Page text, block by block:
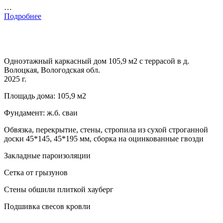
…
Подробнее
Одноэтажный каркасный дом 105,9 м2 с террасой в д.
Волоцкая, Вологодская обл.
2025 г.
Площадь дома: 105,9 м2
Фундамент: ж.б. сваи
Обвязка, перекрытие, стены, стропила из сухой строганной
доски 45*145, 45*195 мм, сборка на оцинкованные гвозди
Закладные пароизоляции
Сетка от грызунов
Стены обшили плиткой хауберг
Подшивка свесов кровли